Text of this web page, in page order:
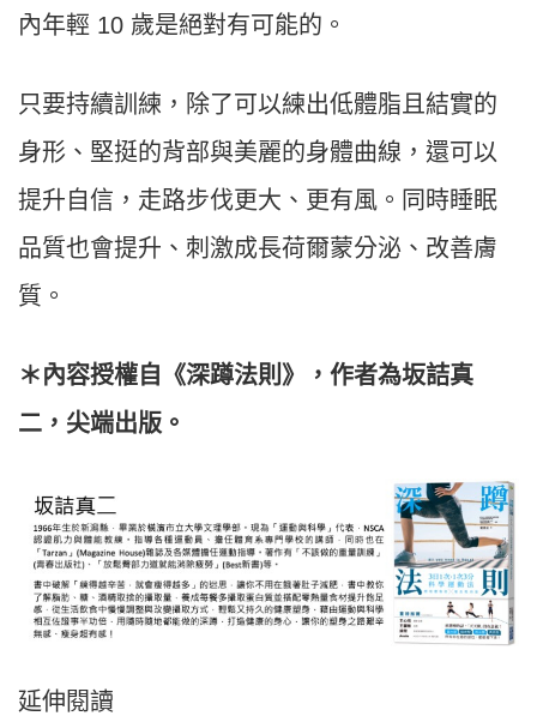
內年輕 10 歲是絕對有可能的。
只要持續訓練，除了可以練出低體脂且結實的
身形、堅挺的背部與美麗的身體曲線，還可以
提升自信，走路步伐更大、更有風。同時睡眠
品質也會提升、刺激成長荷爾蒙分泌、改善膚
質。
＊內容授權自《深蹲法則》，作者為坂詰真
二，尖端出版。
延伸閱讀